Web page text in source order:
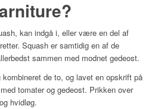
kan indgå i, eller være en del af
Squash er samtidig en af de
sammen med modnet gedeost.
de to, og lavet en opskrift på
tomater og gedeost. Prikken over
hvidløg.